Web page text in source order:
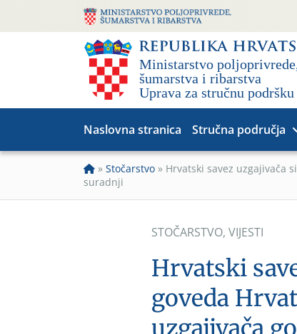
Naslovna stranica Stručna područja
» Stočarstvo » Hrvatski savez uzgajivača
suradnji
STOČARSTVO, VIJESTI
Hrvatski
goveda
uzgajivača